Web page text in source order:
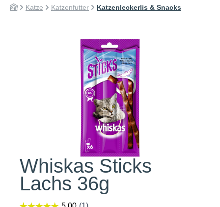
Katze Katzenfutter Katzenleckerlis & Snacks
Bildergalerie überspringen
Whiskas Sticks
Lachs 36g